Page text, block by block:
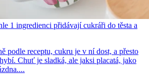
1 ingredienci přidávají cukráři do těsta a
podle receptu, cukru je v ní dost, a přesto
Chuť je sladká, ale jaksi placatá, jako